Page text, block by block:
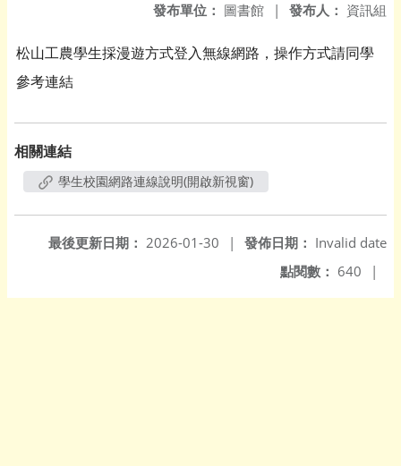
發布人： 資訊組
發布單位： 圖書館 |
松山工農學生採漫遊方式登入無線網路，操作方式請同學
參考連結
相關連結
學生校園網路連線說明(開啟新視窗)
發佈日期： Invalid date
最後更新日期： 2026-01-30
|
點閱數： 640 |